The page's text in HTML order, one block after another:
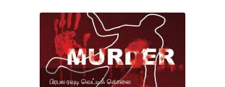
பிரபல ரவுடி வெட்டிக் கொலை